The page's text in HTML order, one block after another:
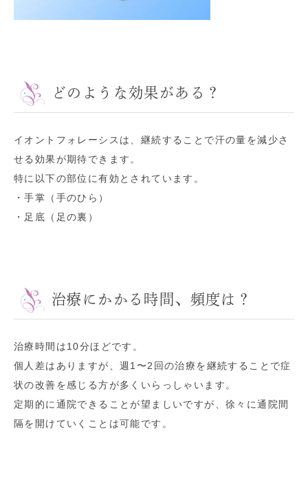
どのような効果がある？
イオントフォレーシスは、継続することで汗の量を減少さ
せる効果が期待できます。
特に以下の部位に有効とされています。
・手掌（手のひら）
・足底（足の裏）
治療にかかる時間、頻度は？
治療時間は10分ほどです。
個人差はありますが、週1〜2回の治療を継続することで症
状の改善を感じる方が多くいらっしゃいます。
定期的に通院できることが望ましいですが、徐々に通院間
隔を開けていくことは可能です。